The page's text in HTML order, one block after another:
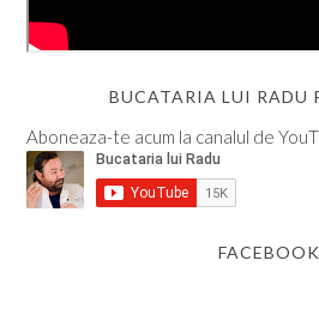
BUCATARIA LUI RADU
Aboneaza-te acum la canalul de
FACEBOOK